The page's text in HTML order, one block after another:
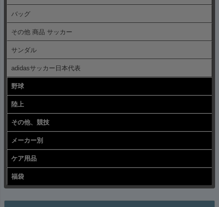
バッグ
その他 商品 サッカー
サンダル
adidasサッカー日本代表
野球
陸上
その他、競技
メーカー別
ケア用品
福袋